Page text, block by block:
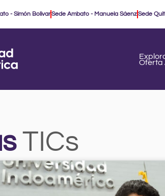
- Simón BolivarSede Ambato - Manuela SáenzSede
Oferta
TICs
Page
PagePage